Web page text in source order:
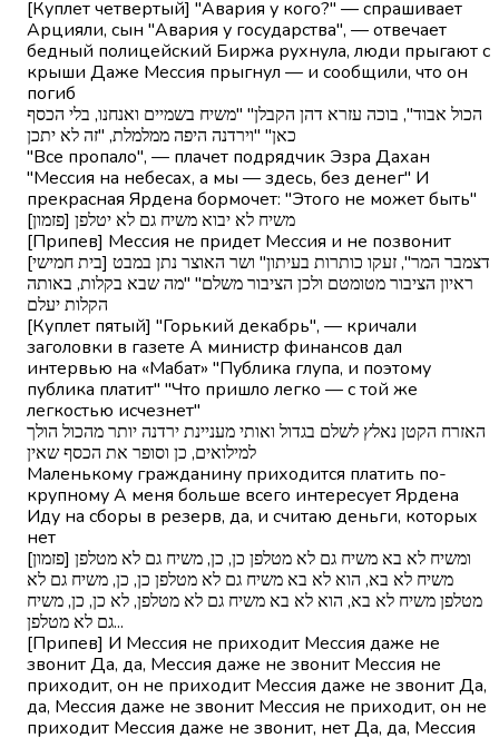
[Куплет четвертый] "Авария у кого?" — спрашивает
Арцияли, сын "Авария у государства", — отвечает
бедный полицейский Биржа рухнула, люди прыгают с
крыши Даже Мессия прыгнул — и сообщили, что он
погиб
הכול אבוד", בוכה עזרא דהן הקבלן" "משיח בשמיים ואנחנו, בלי הכסף
כאן" "וירדנה היפה ממלמלת, "זה לא יתכן
"Все пропало", — плачет подрядчик Эзра Дахан
"Мессия на небесах, а мы — здесь, без денег" И
прекрасная Ярдена бормочет: "Этого не может быть"
[פזמון] משיח לא יבוא משיח גם לא יטלפן
[Припев] Мессия не придет Мессия и не позвонит
[בית חמישי] דצמבר המר", זעקו כותרות בעיתון" ושר האוצר נתן במבט
ראיון הציבור מטומטם ולכן הציבור משלם" "מה שבא בקלות, באותה
הקלות יעלם
[Куплет пятый] "Горький декабрь", — кричали
заголовки в газете А министр финансов дал
интервью на «Мабат» "Публика глупа, и поэтому
публика платит" "Что пришло легко — с той же
легкостью исчезнет"
האזרח הקטן נאלץ לשלם בגדול ואותי מעניינת ירדנה יותר מהכול הולך
למילואים, כן וסופר את הכסף שאין
Маленькому гражданину приходится платить по-
крупному А меня больше всего интересует Ярдена
Иду на сборы в резерв, да, и считаю деньги, которых
нет
[פזמון] ומשיח לא בא משיח גם לא מטלפן כן, כן, משיח גם לא מטלפן
משיח לא בא, הוא לא בא משיח גם לא מטלפן כן, כן, משיח גם לא
מטלפן משיח לא בא, הוא לא בא משיח גם לא מטלפן, לא כן, כן, משיח
גם לא מטלפן...
[Припев] И Мессия не приходит Мессия даже не
звонит Да, да, Мессия даже не звонит Мессия не
приходит, он не приходит Мессия даже не звонит Да,
да, Мессия даже не звонит Мессия не приходит, он не
приходит Мессия даже не звонит, нет Да, да, Мессия